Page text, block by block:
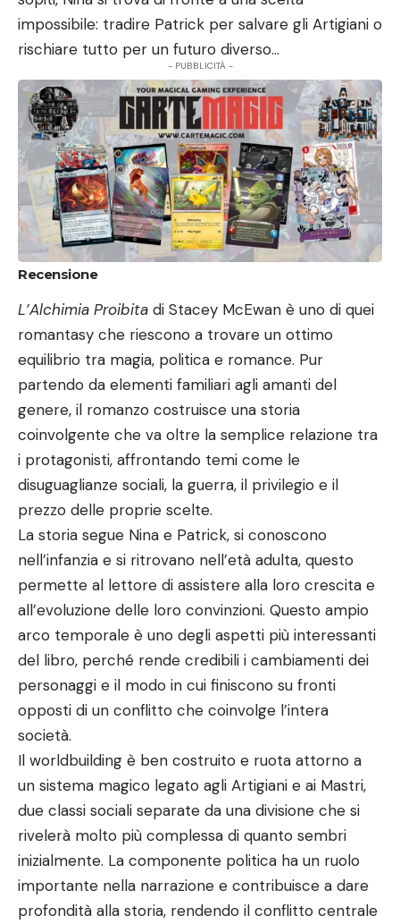
impossibile: tradire Patrick per salvare gli Artigiani o
rischiare tutto per un futuro diverso…
- PUBBLICITÀ -
Recensione
L’Alchimia Proibita di Stacey McEwan è uno di quei
romantasy che riescono a trovare un ottimo
equilibrio tra magia, politica e romance. Pur
partendo da elementi familiari agli amanti del
genere, il romanzo costruisce una storia
coinvolgente che va oltre la semplice relazione tra
i protagonisti, affrontando temi come le
disuguaglianze sociali, la guerra, il privilegio e il
prezzo delle proprie scelte.
La storia segue Nina e Patrick, si conoscono
nell’infanzia e si ritrovano nell’età adulta, questo
permette al lettore di assistere alla loro crescita e
all’evoluzione delle loro convinzioni. Questo ampio
arco temporale è uno degli aspetti più interessanti
del libro, perché rende credibili i cambiamenti dei
personaggi e il modo in cui finiscono su fronti
opposti di un conflitto che coinvolge l’intera
società.
Il worldbuilding è ben costruito e ruota attorno a
un sistema magico legato agli Artigiani e ai Mastri,
due classi sociali separate da una divisione che si
rivelerà molto più complessa di quanto sembri
inizialmente. La componente politica ha un ruolo
importante nella narrazione e contribuisce a dare
profondità alla storia, rendendo il conflitto centrale